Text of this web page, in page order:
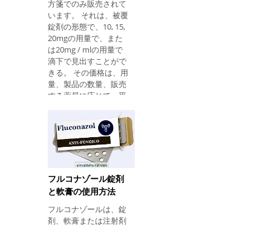
方箋を必要としませ
ん。 取る方法 マグネシ
アのミルクは経口で服
用しなければならず、
必要に応じて希釈して
もよく、 下剤として：
成人 ：1日あたり約
30〜60 mlを服用しま
1日あたり15〜30 mlを
服用します。 2歳から5
歳の子供 ：約5mlを1日
3回まで服用してくだ
さい。 下剤として使用
される場合マグネシウ
ムミルクは、医師の助
言なしに3日間以上使
どのように制酸薬： 成
方箋でのみ販売されて
います。 それは、被覆
錠剤の形態で、10, 15,
20mgの用量で、また
は20mg / mlの用量で
滴下で見出すことがで
きる。 その価格は、用
量、製品の数量、販売
する薬局に応じて、平
それは何のためですか
エクソダスの有効成分
であるエスシタロプラ
ムは、広く使用されて
いる薬です。 うつ病や
再発予防の治療; 全般性
不安および社会恐怖症
の治療; パニック障害の
治療; 強迫性障害
（OCD）の治療。 この
フルコナゾール錠剤
と軟膏の使用方法
フルコナゾールは、錠
剤、軟膏または注射剤